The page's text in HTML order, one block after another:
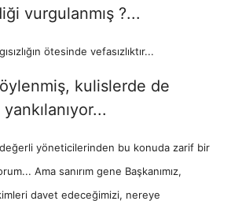
vurgulanmış ?...
ötesinde vefasızlıktır...
kulislerde de
yöneticilerinden bu konuda zarif bir
Ama sanırım gene Başkanımız,
davet edeceğimizi, nereye